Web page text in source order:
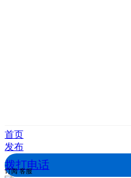
首页
发布
拨打电话
订阅 客服